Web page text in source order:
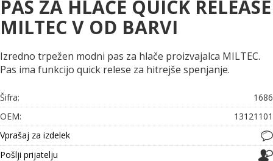
PAS ZA HLAČE QUICK RELEASE
MILTEC V OD BARVI
Izredno trpežen modni pas za hlače proizvajalca MILTEC.
Pas ima funkcijo quick relese za hitrejše spenjanje.
Šifra:
1686
OEM:
13121101
Vprašaj za izdelek
Pošlji prijatelju